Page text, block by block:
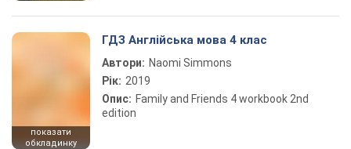
показати
обкладинку
ГДЗ Англійська мова 4 клас
Автори: Naomi Simmons
Рік: 2019
Опис: Family and Friends 4 workbook 2nd
edition